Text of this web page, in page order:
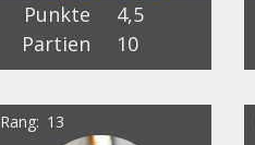
Punkte
4,5
Partien
10
Rang 13